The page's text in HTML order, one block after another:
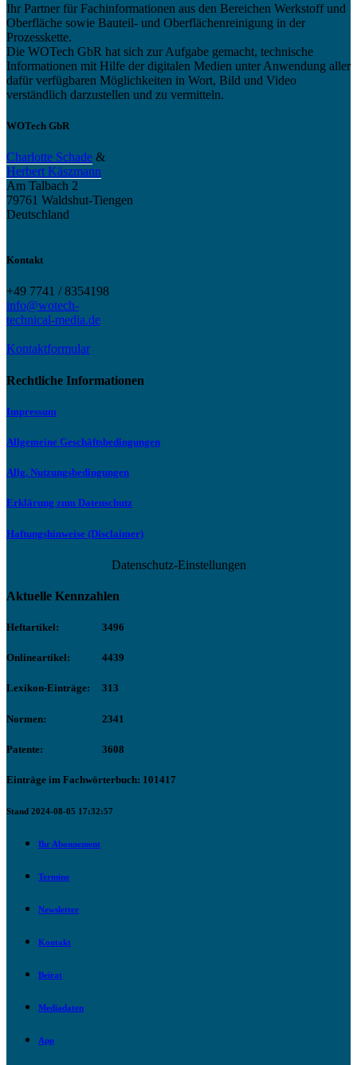
Ihr Partner für Fachinformationen aus den Bereichen Werkstoff und
Oberfläche sowie Bauteil- und Oberflächenreinigung in der
Prozesskette.
Die WOTech GbR hat sich zur Aufgabe gemacht, technische
Informationen mit Hilfe der digitalen Medien unter Anwendung aller
dafür verfügbaren Möglichkeiten in Wort, Bild und Video
verständlich darzustellen und zu vermitteln.
WOTech GbR
Charlotte Schade &
Herbert Käszmann
Am Talbach 2
79761 Waldshut-Tiengen
Deutschland
Kontakt
+49 7741 / 8354198
info@wotech-
technical-media.de
Kontaktformular
Rechtliche Informationen
Impressum
Allgemeine Geschäftsbedingungen
Allg. Nutzungsbedingungen
Erklärung zum Datenschutz
Haftungshinweise (Disclaimer)
Datenschutz-Einstellungen
Aktuelle Kennzahlen
Heftartikel: 3496
Onlineartikel: 4439
Lexikon-Einträge: 313
Normen: 2341
Patente: 3608
Einträge im Fachwörterbuch: 101417
Stand 2024-08-05 17:32:57
Ihr Abonnement
Termine
Newsletter
Kontakt
Beirat
Mediadaten
App